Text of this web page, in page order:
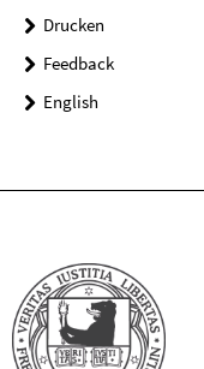
Drucken
Feedback
English